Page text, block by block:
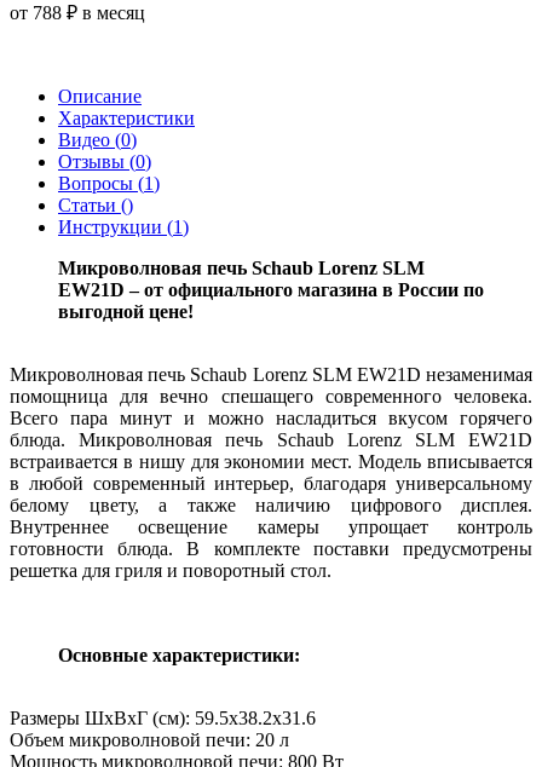
от 788 ₽ в месяц
Описание
Характеристики
Видео (0)
Отзывы (0)
Вопросы (1)
Статьи ()
Инструкции (1)
Микроволновая печь Schaub Lorenz SLM
EW21D – от официального магазина в России по
выгодной цене!
Микроволновая печь Schaub Lorenz SLM EW21D незаменимая
помощница для вечно спешащего современного человека.
Всего пара минут и можно насладиться вкусом горячего
блюда. Микроволновая печь Schaub Lorenz SLM EW21D
встраивается в нишу для экономии мест. Модель вписывается
в любой современный интерьер, благодаря универсальному
белому цвету, а также наличию цифрового дисплея.
Внутреннее освещение камеры упрощает контроль
готовности блюда. В комплекте поставки предусмотрены
решетка для гриля и поворотный стол.
Основные характеристики:
Размеры ШхВхГ (см): 59.5х38.2х31.6
Объем микроволновой печи: 20 л
Мощность микроволновой печи: 800 Вт